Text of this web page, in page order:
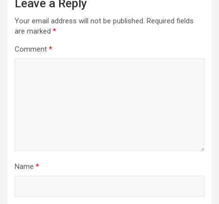
Leave a Reply
Your email address will not be published. Required fields
are marked *
Comment *
Name *